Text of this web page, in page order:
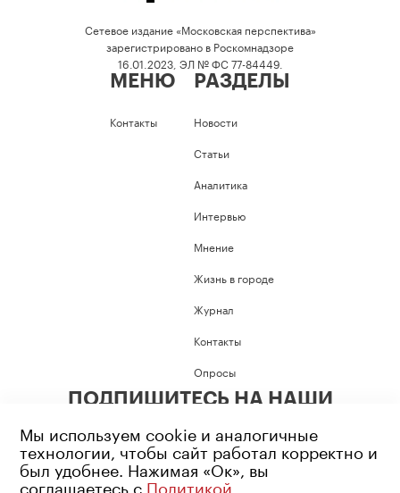
Сетевое издание «Московская перспектива»
зарегистрировано в Роскомнадзоре
16.01.2023, ЭЛ № ФС 77-84449.
МЕНЮ
Контакты
РАЗДЕЛЫ
Новости
Статьи
Аналитика
Интервью
Мнение
Жизнь в городе
Журнал
Контакты
Опросы
ПОДПИШИТЕСЬ НА НАШИ
Мы используем cookie и аналогичные
технологии, чтобы сайт работал корректно и
был удобнее. Нажимая «Ок», вы
соглашаетесь с Политикой